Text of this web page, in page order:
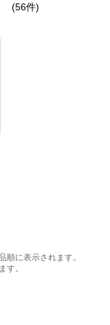
ー入り)
(56件)
順に表示されます。
す。